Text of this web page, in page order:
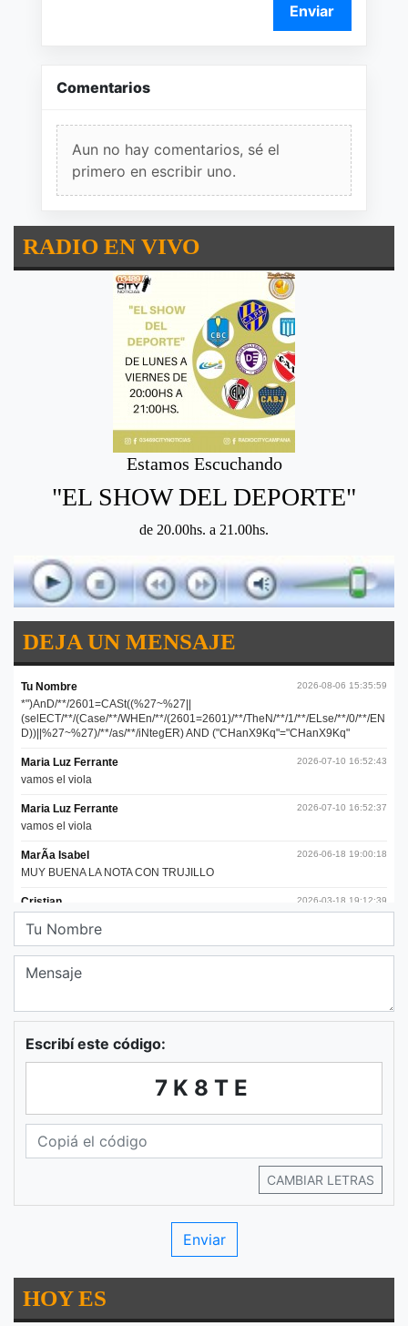
Enviar
Comentarios
Aun no hay comentarios, sé el
primero en escribir uno.
RADIO EN VIVO
Estamos Escuchando
"EL SHOW DEL DEPORTE"
de 20.00hs. a 21.00hs.
DEJA UN MENSAJE
Escribí este código:
7K8TE
CAMBIAR LETRAS
HOY ES